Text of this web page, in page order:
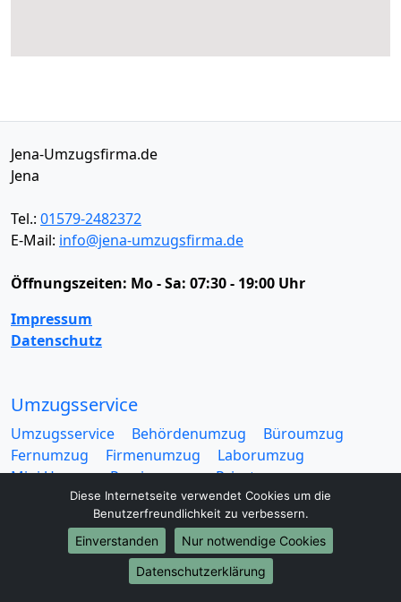
Jena-Umzugsfirma.de
Jena
Tel.: 01579-2482372
E-Mail: info@jena-umzugsfirma.de
Öffnungszeiten: Mo - Sa: 07:30 - 19:00 Uhr
Impressum
Datenschutz
Umzugsservice
Umzugsservice Behördenumzug
Büroumzug
Fernumzug
Firmenumzug
Laborumzug
Mini Umzug
Praxisumzug
Privatumzug
Seniorenumzug
Studentenumzug
Beiladung
Entrümpelung
Halteverbotszone
Klaviertransport
Haushaltsauflösung
Möbeltaxi
Möbelmitfahrzentrale
Umzugskartons
Diese Internetseite verwendet Cookies um die
Benutzerfreundlichkeit zu verbessern.
Einverstanden
Nur notwendige Cookies
Datenschutzerklärung